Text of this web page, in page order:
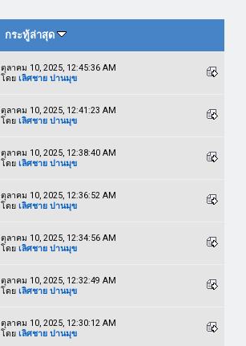
กระทู้ล่าสุด
ตุลาคม 10, 2025, 12:45:36 AM
โดย เลิศชาย ปานมุข
ตุลาคม 10, 2025, 12:41:23 AM
โดย เลิศชาย ปานมุข
ตุลาคม 10, 2025, 12:38:40 AM
โดย เลิศชาย ปานมุข
ตุลาคม 10, 2025, 12:36:52 AM
โดย เลิศชาย ปานมุข
ตุลาคม 10, 2025, 12:34:56 AM
โดย เลิศชาย ปานมุข
ตุลาคม 10, 2025, 12:32:49 AM
โดย เลิศชาย ปานมุข
ตุลาคม 10, 2025, 12:30:12 AM
โดย เลิศชาย ปานมุข